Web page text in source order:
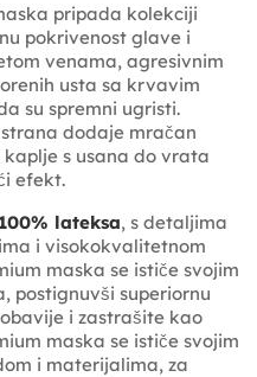
pripada kolekciji
pokrivenost glave i
venama, agresivnim
usta sa krvavim
su spremni ugristi.
dodaje mračan
s usana do vrata
efekt.
100% lateksa, s detaljima
i visokokvalitetnom
maska se ističe svojim
postignuvši superiornu
i zastrašite kao
maska se ističe svojim
i materijalima, za